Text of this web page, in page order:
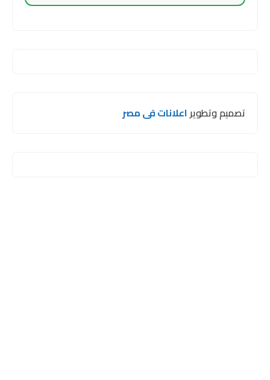
تصميم وتطويراعلانات فى مصر